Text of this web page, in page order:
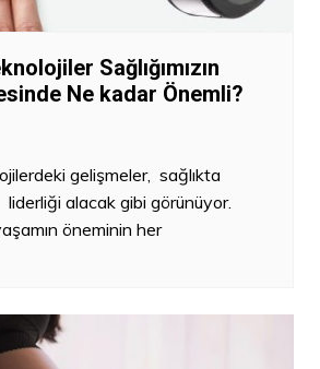
Sağlığımızın
Ne kadar Önemli?
gelişmeler, sağlıkta
alacak gibi görünüyor.
öneminin her